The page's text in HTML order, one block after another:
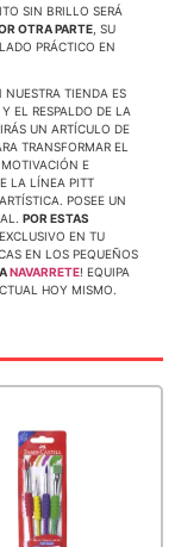
SIN BRILLO SERÁ
OTRA PARTE , SU
PRÁCTICO EN
NUESTRA TIENDA ES
EL RESPALDO DE LA
UN ARTÍCULO DE
TRANSFORMAR EL
E
LA LÍNEA PITT
POSEE UN
POR ESTAS
EN TU
EN LOS PEQUEÑOS
NAVARRETE! EQUIPA
HOY MISMO.